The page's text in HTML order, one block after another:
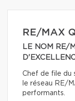
RE/MAX
LE NOM RE/
Chef de file du
le réseau RE/
performants.